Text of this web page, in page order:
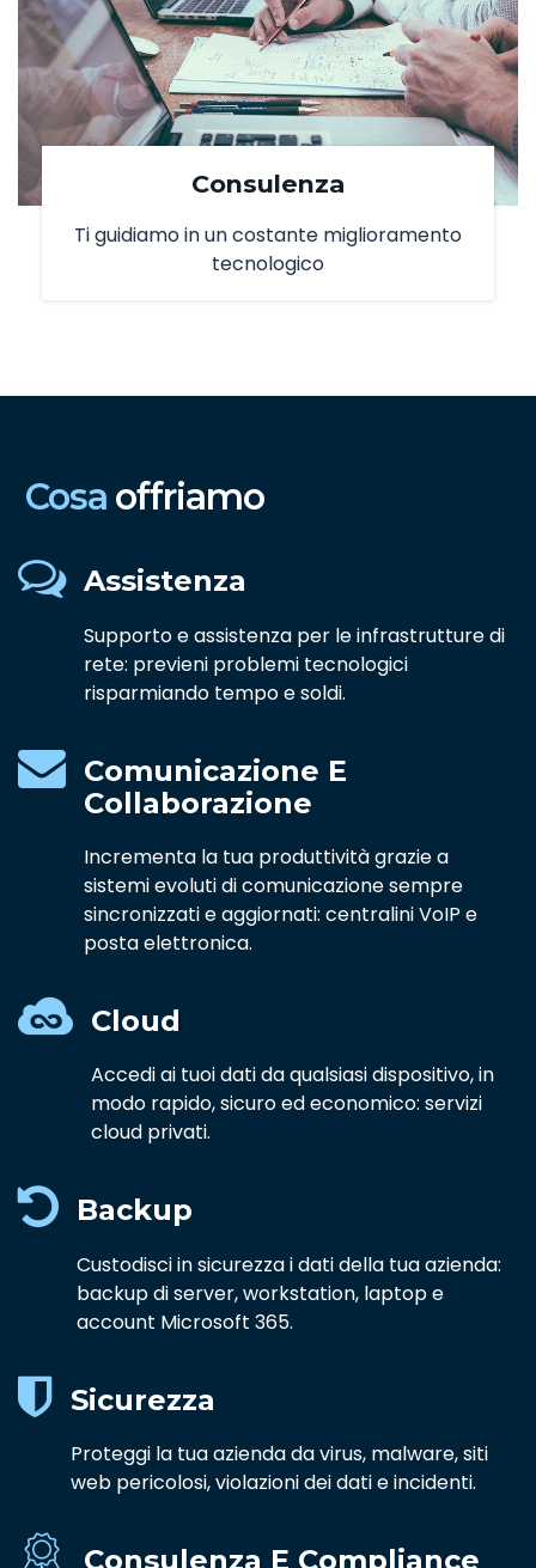
Consulenza
Ti guidiamo in un costante miglioramento
tecnologico
Cosa offriamo
Assistenza
Supporto e assistenza per le infrastrutture di
rete: previeni problemi tecnologici
risparmiando tempo e soldi.
Comunicazione E
Collaborazione
Incrementa la tua produttività grazie a
sistemi evoluti di comunicazione sempre
sincronizzati e aggiornati: centralini VoIP e
posta elettronica.
Cloud
Accedi ai tuoi dati da qualsiasi dispositivo, in
modo rapido, sicuro ed economico: servizi
cloud privati.
Backup
Custodisci in sicurezza i dati della tua azienda:
backup di server, workstation, laptop e
account Microsoft 365.
Sicurezza
Proteggi la tua azienda da virus, malware, siti
web pericolosi, violazioni dei dati e incidenti.
Consulenza E Compliance